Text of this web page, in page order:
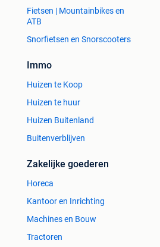
Fietsen | Mountainbikes en
ATB
Snorfietsen en Snorscooters
Immo
Huizen te Koop
Huizen te huur
Huizen Buitenland
Buitenverblijven
Zakelijke goederen
Horeca
Kantoor en Inrichting
Machines en Bouw
Tractoren